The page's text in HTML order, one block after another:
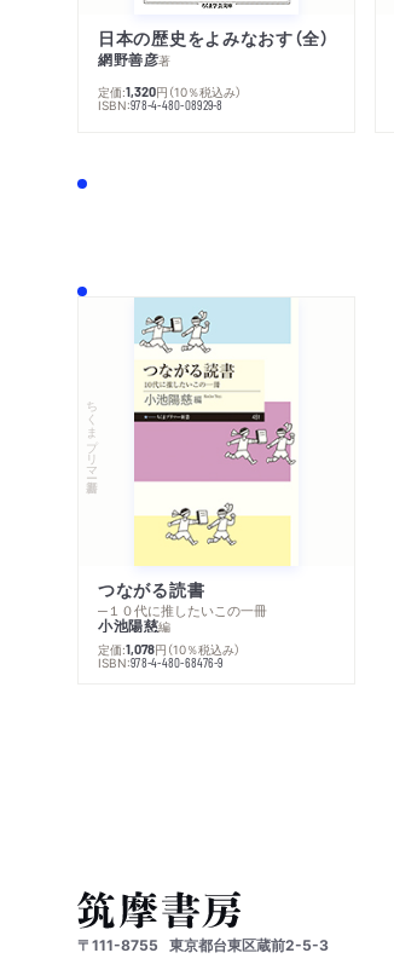
日本の歴史をよみなおす（全）
網野善彦著
定価:1,320円 （10％税込み）
ISBN:978-4-480-08929-8
ちくまプリマー新書
つながる読書
─１０代に推したいこの一冊
小池陽慈編
定価:1,078円 （10％税込み）
ISBN:978-4-480-68476-9
〒111-8755 東京都台東区蔵前2-5-3